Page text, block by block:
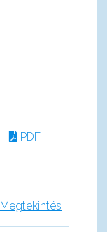
PDF
Megtekintés